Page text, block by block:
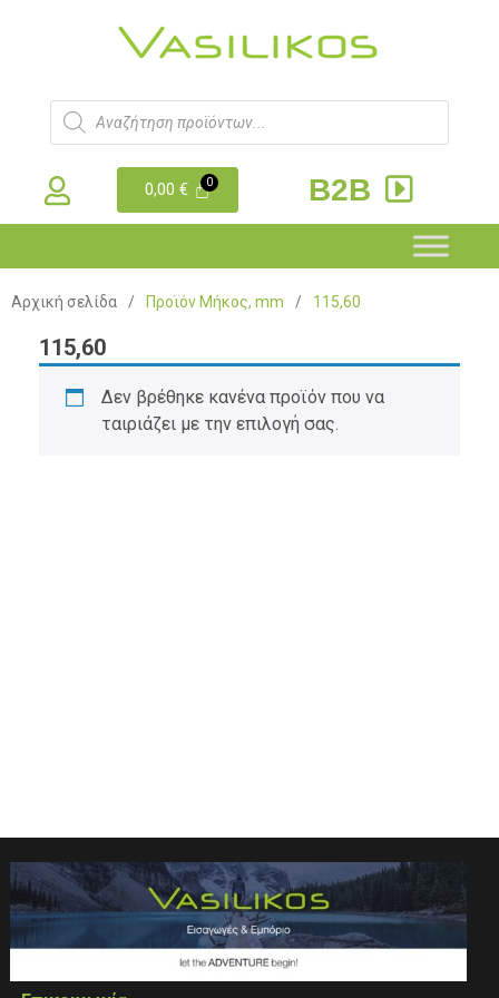
0,00€ B2B
Αρχική σελίδα / Προϊόν Μήκος, mm / 115,60
115,60
Δεν βρέθηκε κανένα προϊόν που να
ταιριάζει με την επιλογή σας.